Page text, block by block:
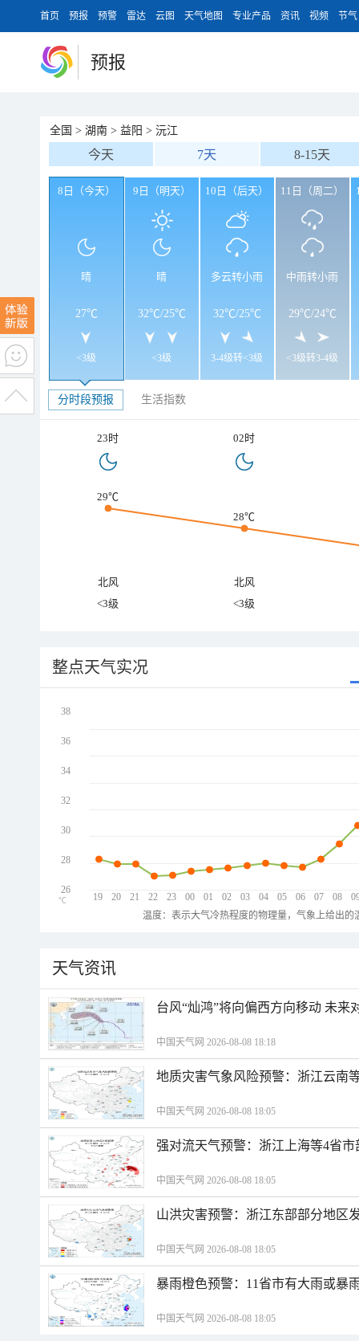
首页 预报 预警 雷达 云图 天气地图 专业产品 资讯 视频 节气
预报
全国 > 湖南 > 益阳 > 沅江
今天 7天 8-15天
8日（今天）
晴
27℃
<3级
9日（明天）
晴
32℃/25℃
<3级
10日（后天）
多云转小雨
32℃/25℃
3-4级转<3级
11日（周二）
中雨转小雨
29℃/24℃
<3级转3-4级
分时段预报 生活指数
23时 02时
29℃
28℃
北风
北风
<3级
<3级
整点天气实况
19 20 21 22 23 00 01 02 03 04 05 06 07 08
38
36
34
32
30
28
26
℃
温度：表示大气冷热程度的物理量，气象上给出
天气资讯
台风“灿鸿”将向偏西方向移动 未来
中国天气网 2026-08-08 18:18
地质灾害气象风险预警：浙江云南
中国天气网 2026-08-08 18:05
强对流天气预警：浙江上海等4省
中国天气网 2026-08-08 18:05
山洪灾害预警：浙江东部部分地区
中国天气网 2026-08-08 18:05
暴雨橙色预警：11省市有大雨或暴
中国天气网 2026-08-08 18:05